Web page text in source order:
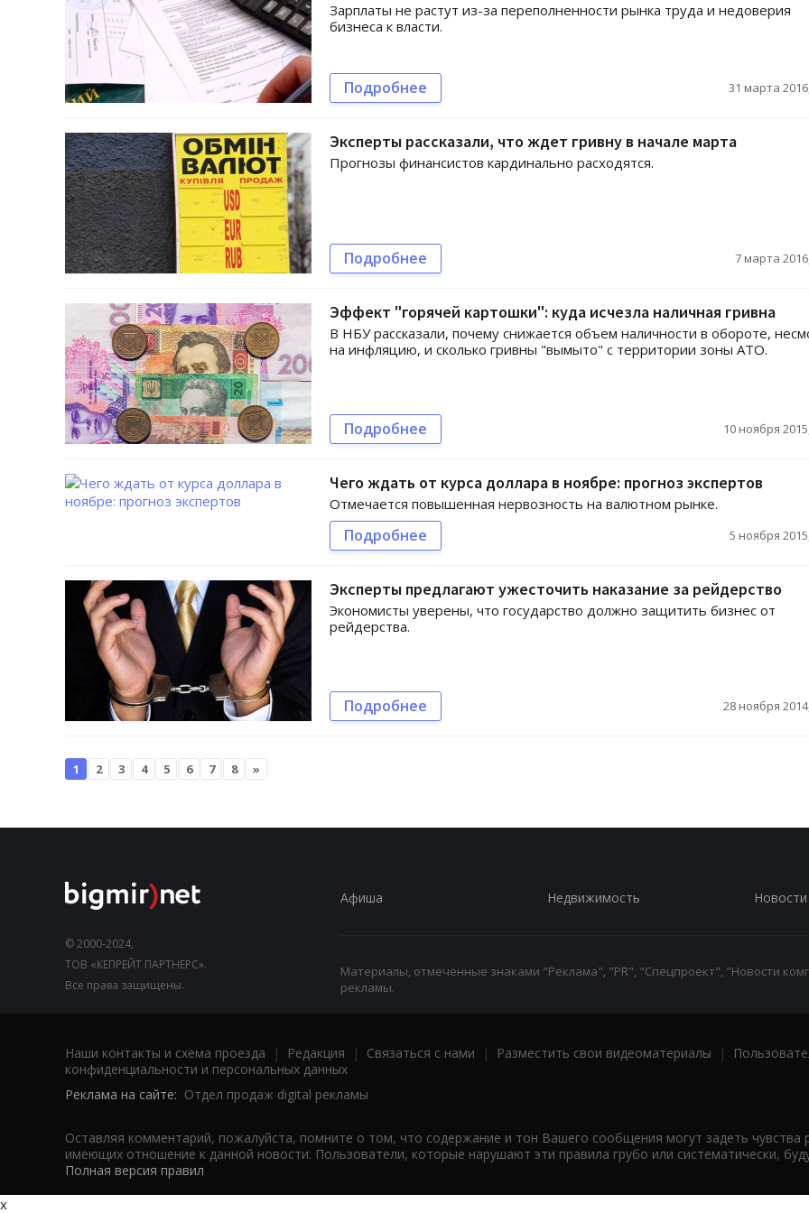
Зарплаты не растут из-за переполненности рынка труда и недоверия
бизнеса к власти.
Подробнее 31 марта
Эксперты рассказали, что ждет гривну в начале марта
Прогнозы финансистов кардинально расходятся.
Подробнее 7 марта
Эффект "горячей картошки": куда исчезла наличная гривна
В НБУ рассказали, почему снижается объем наличности в обороте,
на инфляцию, и сколько гривны "вымыто" с территории зоны АТО.
Подробнее 10 ноября
Чего ждать от курса доллара в ноябре: прогноз экспертов
Отмечается повышенная нервозность на валютном рынке.
Подробнее 5 ноября
Эксперты предлагают ужесточить наказание за рейдерство
Экономисты уверены, что государство должно защитить бизнес от
рейдерства.
Подробнее 28 ноября
1 2 3 4 5 6 7 8 »
© 2000-2024,
ТОВ «КЕПРЕЙТ ПАРТНЕРС».
Все права защищены.
Афиша Недвижимость Новости
Материалы, отмеченные знаками "Реклама", "PR", "Спецпроект", "Новости
рекламы.
Наши контакты и схема проезда | Редакция | Связаться с нами | Разместить свои видеоматериалы |
конфиденциальности и персональных данных
Реклама на сайте: Отдел продаж digital рекламы
Оставляя комментарий, пожалуйста, помните о том, что содержание и тон Вашего сообщения могут задеть чувства
имеющих отношение к данной новости. Пользователи, которые нарушают эти правила грубо или систематически,
Полная версия правил
x